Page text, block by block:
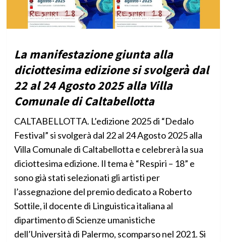
La manifestazione giunta alla
diciottesima edizione si svolgerà dal
22 al 24 Agosto 2025 alla Villa
Comunale di Caltabellotta
CALTABELLOTTA. L’edizione 2025 di “Dedalo
Festival” si svolgerà dal 22 al 24 Agosto 2025 alla
Villa Comunale di Caltabellotta e celebrerà la sua
diciottesima edizione. Il tema è “Respiri – 18” e
sono già stati selezionati gli artisti per
l’assegnazione del premio dedicato a Roberto
Sottile, il docente di Linguistica italiana al
dipartimento di Scienze umanistiche
dell’Università di Palermo, scomparso nel 2021. Si